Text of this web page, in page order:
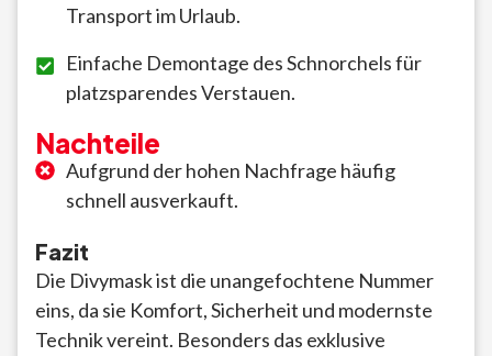
Transport im Urlaub.
Einfache Demontage des Schnorchels für
platzsparendes Verstauen.
Nachteile
Aufgrund der hohen Nachfrage häufig
schnell ausverkauft.
Fazit
Die Divymask ist die unangefochtene Nummer
eins, da sie Komfort, Sicherheit und modernste
Technik vereint. Besonders das exklusive